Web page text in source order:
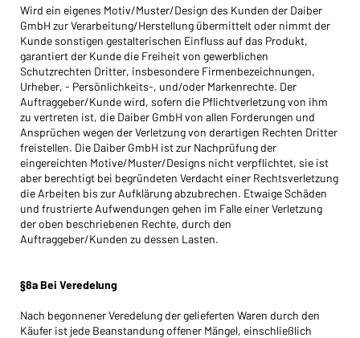
Wird ein eigenes Motiv/Muster/Design des Kunden der Daiber
GmbH zur Verarbeitung/Herstellung übermittelt oder nimmt der
Kunde sonstigen gestalterischen Einfluss auf das Produkt,
garantiert der Kunde die Freiheit von gewerblichen
Schutzrechten Dritter, insbesondere Firmenbezeichnungen,
Urheber, - Persönlichkeits-, und/oder Markenrechte. Der
Auftraggeber/Kunde wird, sofern die Pflichtverletzung von ihm
zu vertreten ist, die Daiber GmbH von allen Forderungen und
Ansprüchen wegen der Verletzung von derartigen Rechten Dritter
freistellen. Die Daiber GmbH ist zur Nachprüfung der
eingereichten Motive/Muster/Designs nicht verpflichtet, sie ist
aber berechtigt bei begründeten Verdacht einer Rechtsverletzung
die Arbeiten bis zur Aufklärung abzubrechen. Etwaige Schäden
und frustrierte Aufwendungen gehen im Falle einer Verletzung
der oben beschriebenen Rechte, durch den
Auftraggeber/Kunden zu dessen Lasten.
§8a Bei Veredelung
Nach begonnener Veredelung der gelieferten Waren durch den
Käufer ist jede Beanstandung offener Mängel, einschließlich